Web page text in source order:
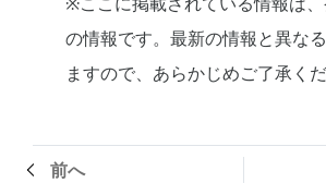
の情報です。最新の情報と異な
ますので、あらかじめご了承くだ
前へ